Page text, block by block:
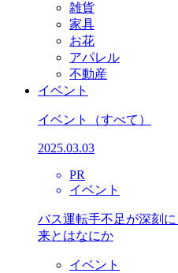
雑貨
家具
お花
アパレル
不動産
イベント
イベント （すべて）
2025.03.03
PR
イベント
バス運転手不足が深刻
来とはなにか
イベント